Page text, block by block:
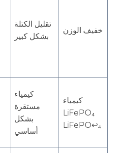
خفيف الوزن
تقليل الكتلة
بشكل كبير
كيمياء
LiFePO₄
LiFePO↩₄
كيمياء
مستقرة
بشكل
أساسي